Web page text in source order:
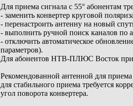
Для приема сигнала с 55° абонентам
- заменить конвертер круговой
- перенастроить антенну на новый
- выполнить ручной поиск каналов по
- отключить автоматическое
параметров).
Для абонентов НТВ-ПЛЮС Восток при
Рекомендованной антенной для
для стабильного приема требуется
угол поворота конвертера.